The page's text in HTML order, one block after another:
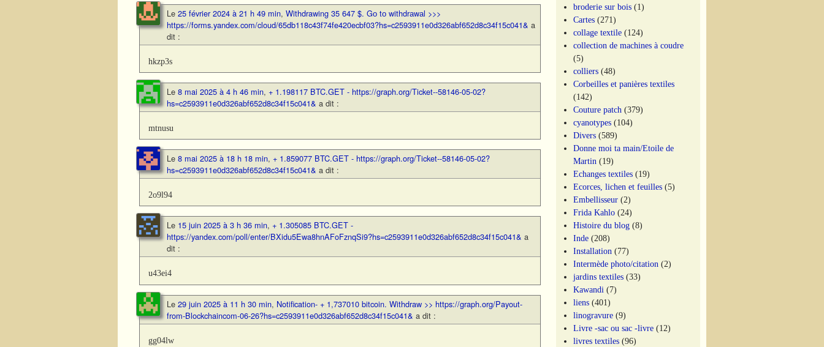
Le 25 février 2024 à 21 h 49 min, Withdrawing 35 647 $. Gо tо withdrаwаl >>>
https://forms.yandex.com/cloud/65db118c43f74fe420ecbf03?hs=c2593911e0d326abf652d8c34f15c041& a
dit :
hkzp3s
Le 8 mai 2025 à 4 h 46 min, + 1.198117 BTC.GET - https://graph.org/Ticket--58146-05-02?
hs=c2593911e0d326abf652d8c34f15c041& a dit :
mtnusu
Le 8 mai 2025 à 18 h 18 min, + 1.859077 BTC.GET - https://graph.org/Ticket--58146-05-02?
hs=c2593911e0d326abf652d8c34f15c041& a dit :
2o9l94
Le 15 juin 2025 à 3 h 36 min, + 1.305085 BTC.GET -
https://yandex.com/poll/enter/BXidu5Ewa8hnAFoFznqSi9?hs=c2593911e0d326abf652d8c34f15c041& a
dit :
u43ei4
Le 29 juin 2025 à 11 h 30 min, Notification- + 1,737010 bitcoin. Withdraw >> https://graph.org/Payout-
from-Blockchaincom-06-26?hs=c2593911e0d326abf652d8c34f15c041& a dit :
gg04lw
broderie sur bois (1)
Cartes (271)
collage textile (124)
collection de machines à coudre
(5)
colliers (48)
Corbeilles et panières textiles
(142)
Couture patch (379)
cyanotypes (104)
Divers (589)
Donne moi ta main/Etoile de
Martin (19)
Echanges textiles (19)
Ecorces, lichen et feuilles (5)
Embellisseur (2)
Frida Kahlo (24)
Histoire du blog (8)
Inde (208)
Installation (77)
Intermède photo/citation (2)
jardins textiles (33)
Kawandi (7)
liens (401)
linogravure (9)
Livre -sac ou sac -livre (12)
livres textiles (96)